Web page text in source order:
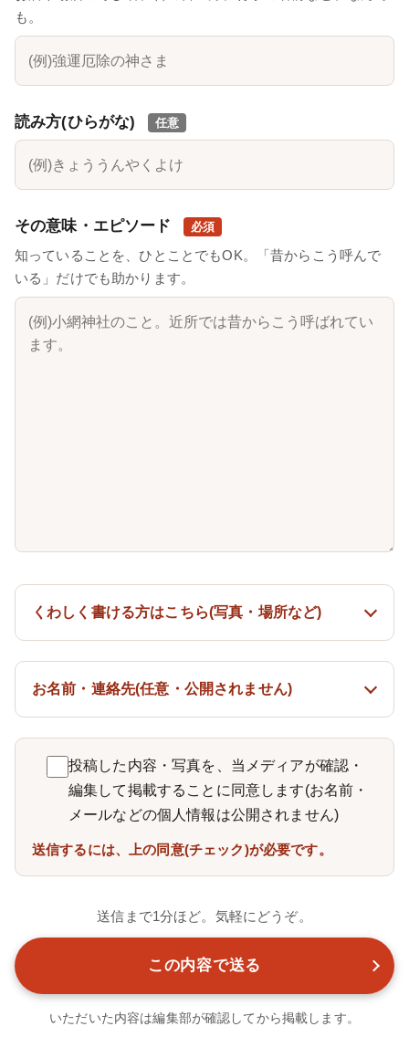
も。
読み方(ひらがな) 任意
その意味・エピソード 必須
知っていることを、ひとことでもOK。「昔からこう呼んで
いる」だけでも助かります。
くわしく書ける方はこちら(写真・場所など)
お名前・連絡先(任意・公開されません)
投稿した内容・写真を、当メディアが確認・
編集して掲載することに同意します(お名前・
メールなどの個人情報は公開されません)
送信するには、上の同意(チェック)が必要です。
送信まで1分ほど。気軽にどうぞ。
いただいた内容は編集部が確認してから掲載します。